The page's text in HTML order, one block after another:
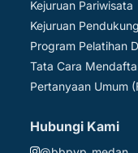
Kejuruan Pariwisata
Kejuruan
Program Pelatihan
Tata Cara
Pertanyaan Umum
Hubungi Kami